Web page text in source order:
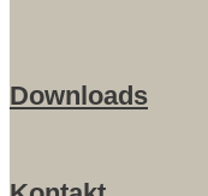
Downloads